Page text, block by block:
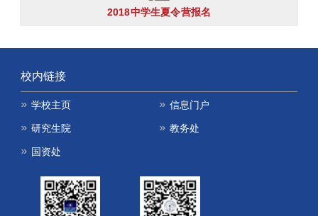
2018中学生夏令营报名
校内链接
学校主页 信息门户
研究生院 教务处
国资处